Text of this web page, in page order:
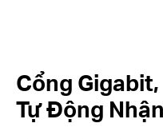
Cổng Gigabit,
Tự Động